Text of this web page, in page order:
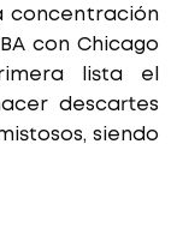
concentración
con Chicago
lista el
descartes
siendo